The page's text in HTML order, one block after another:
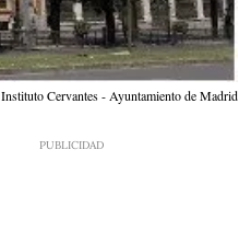
Instituto Cervantes - Ayuntamiento de Madrid